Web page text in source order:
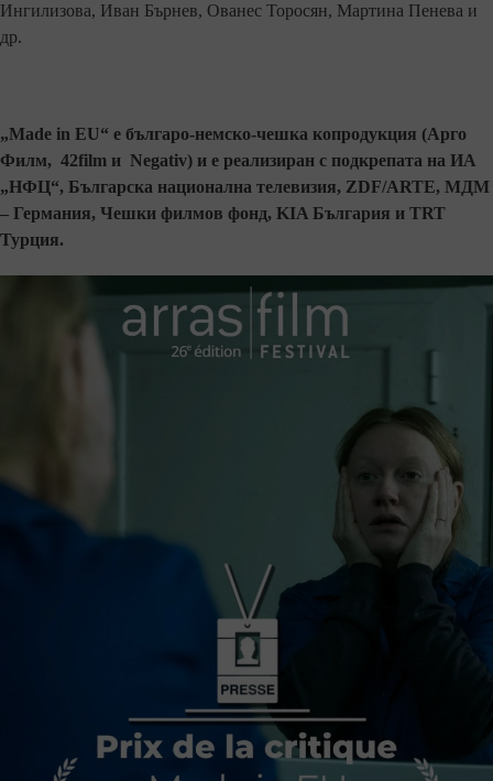
Ингилизова, Иван Бърнев, Ованес Торосян, Мартина Пенева и
др.
„Made in EU“ е българо-немско-чешка копродукция (Арго
Филм, 42film и Negativ) и e реализиран с подкрепата на ИА
„НФЦ“, Българска национална телевизия, ZDF/ARTE, МДМ
– Германия, Чешки филмов фонд, KIA България и TRT
Турция.